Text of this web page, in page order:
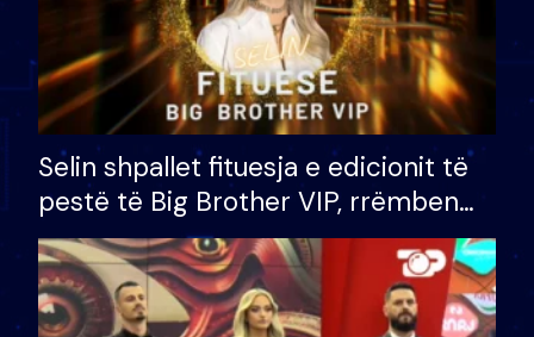
Selin shpallet fituesja e edicionit të
pestë të Big Brother VIP, rrëmben
çmimin e madh prej 100 mijë eurosh